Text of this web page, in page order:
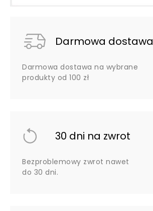
Darmowa dostawa
Darmowa dostawa na wybrane
produkty od 100 zł
30 dni na zwrot
Bezproblemowy zwrot nawet
do 30 dni.